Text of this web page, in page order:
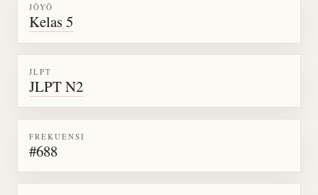
JŌYŌ
Kelas 5
JLPT
JLPT N2
FREKUENSI
#688